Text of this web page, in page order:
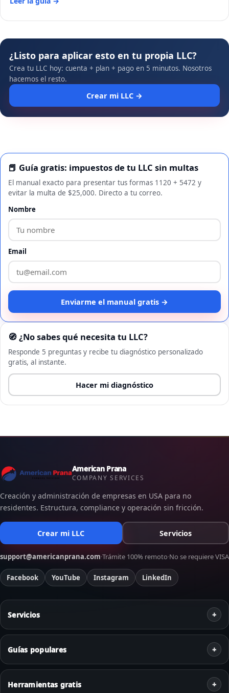
¿Listo para aplicar esto en tu propia LLC?
Crea tu LLC hoy: cuenta + plan + pago en 5 minutos. Nosotros
hacemos el resto.
Crear mi LLC →
📕 Guía gratis: impuestos de tu LLC sin multas
El manual exacto para presentar tus formas 1120 + 5472 y
evitar la multa de $25,000. Directo a tu correo.
Nombre
Email
Enviarme el manual gratis →
🧭 ¿No sabes qué necesita tu LLC?
Responde 5 preguntas y recibe tu diagnóstico personalizado
gratis, al instante.
Hacer mi diagnóstico
American Prana
COMPANY SERVICES
Creación y administración de empresas en USA para no
residentes. Estructura, compliance y operación sin fricción.
Crear mi LLC Servicios
support@americanprana.com·Trámite 100% remoto·No se requiere VISA
Facebook YouTube Instagram LinkedIn
Servicios
Guías populares
Herramientas gratis